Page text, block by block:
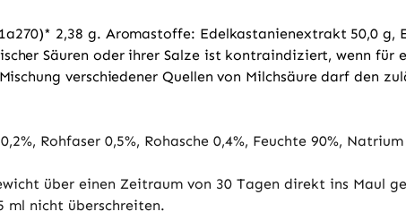
2,38 g. Aromastoffe: Edelkastanienextrakt 50,0 g,
Säuren oder ihrer Salze ist kontraindiziert, wenn für
verschiedener Quellen von Milchsäure darf den
Rohfaser 0,5%, Rohasche 0,4%, Feuchte 90%, Natrium
über einen Zeitraum von 30 Tagen direkt ins Maul
ml nicht überschreiten.